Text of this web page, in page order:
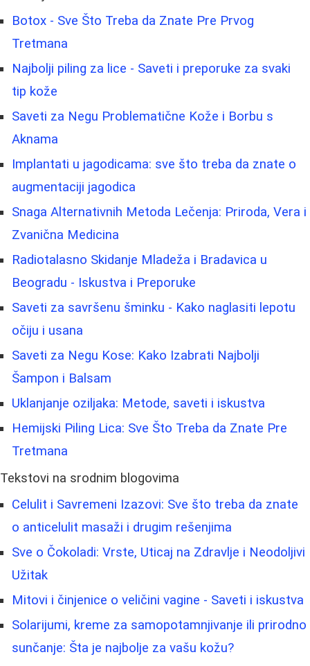
Botox - Sve Što Treba da Znate Pre Prvog
Tretmana
Najbolji piling za lice - Saveti i preporuke za svaki
tip kože
Saveti za Negu Problematične Kože i Borbu s
Aknama
Implantati u jagodicama: sve što treba da znate o
augmentaciji jagodica
Snaga Alternativnih Metoda Lečenja: Priroda, Vera i
Zvanična Medicina
Radiotalasno Skidanje Mladeža i Bradavica u
Beogradu - Iskustva i Preporuke
Saveti za savršenu šminku - Kako naglasiti lepotu
očiju i usana
Saveti za Negu Kose: Kako Izabrati Najbolji
Šampon i Balsam
Uklanjanje oziljaka: Metode, saveti i iskustva
Hemijski Piling Lica: Sve Što Treba da Znate Pre
Tretmana
Tekstovi na srodnim blogovima
Celulit i Savremeni Izazovi: Sve što treba da znate
o anticelulit masaži i drugim rešenjima
Sve o Čokoladi: Vrste, Uticaj na Zdravlje i Neodoljivi
Užitak
Mitovi i činjenice o veličini vagine - Saveti i iskustva
Solarijumi, kreme za samopotamnjivanje ili prirodno
sunčanje: Šta je najbolje za vašu kožu?